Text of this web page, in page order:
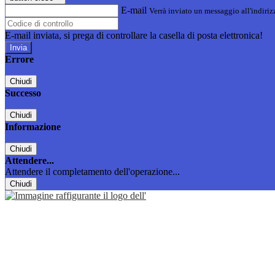
E-mail Verrà inviato un messaggio
E-mail inviata, si prega di controllare la casella di posta elettronica!
Errore
Chiudi
Successo
Chiudi
Informazione
Chiudi
Attendere...
Attendere il completamento dell'operazione...
Chiudi